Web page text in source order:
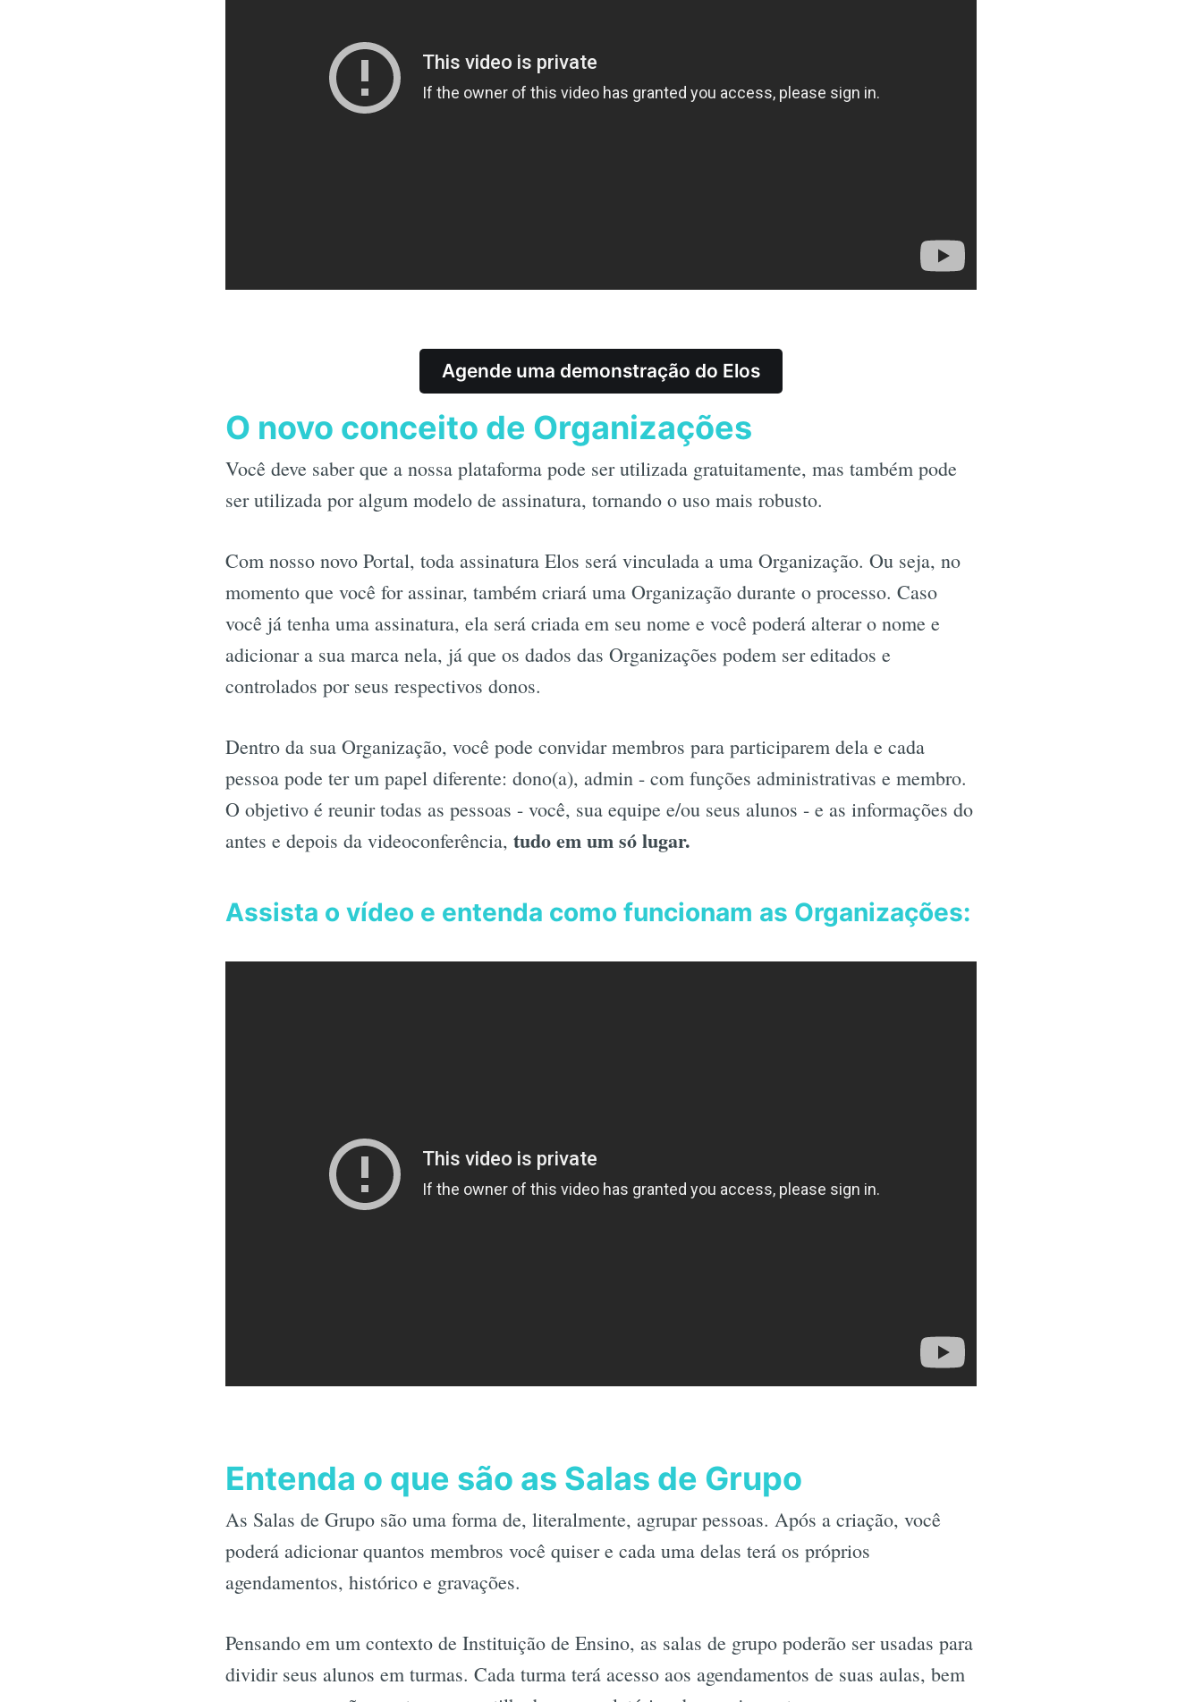
Agende uma demonstração do Elos
O novo conceito de Organizações
Você deve saber que a nossa plataforma pode ser utilizada gratuitamente, mas também pode
ser utilizada por algum modelo de assinatura, tornando o uso mais robusto.
Com nosso novo Portal, toda assinatura Elos será vinculada a uma Organização. Ou seja, no
momento que você for assinar, também criará uma Organização durante o processo. Caso
você já tenha uma assinatura, ela será criada em seu nome e você poderá alterar o nome e
adicionar a sua marca nela, já que os dados das Organizações podem ser editados e
controlados por seus respectivos donos.
Dentro da sua Organização, você pode convidar membros para participarem dela e cada
pessoa pode ter um papel diferente: dono(a), admin - com funções administrativas e membro.
O objetivo é reunir todas as pessoas - você, sua equipe e/ou seus alunos - e as informações do
antes e depois da videoconferência, tudo em um só lugar.
Assista o vídeo e entenda como funcionam as Organizações:
Entenda o que são as Salas de Grupo
As Salas de Grupo são uma forma de, literalmente, agrupar pessoas. Após a criação, você
poderá adicionar quantos membros você quiser e cada uma delas terá os próprios
agendamentos, histórico e gravações.
Pensando em um contexto de Instituição de Ensino, as salas de grupo poderão ser usadas para
dividir seus alunos em turmas. Cada turma terá acesso aos agendamentos de suas aulas, bem